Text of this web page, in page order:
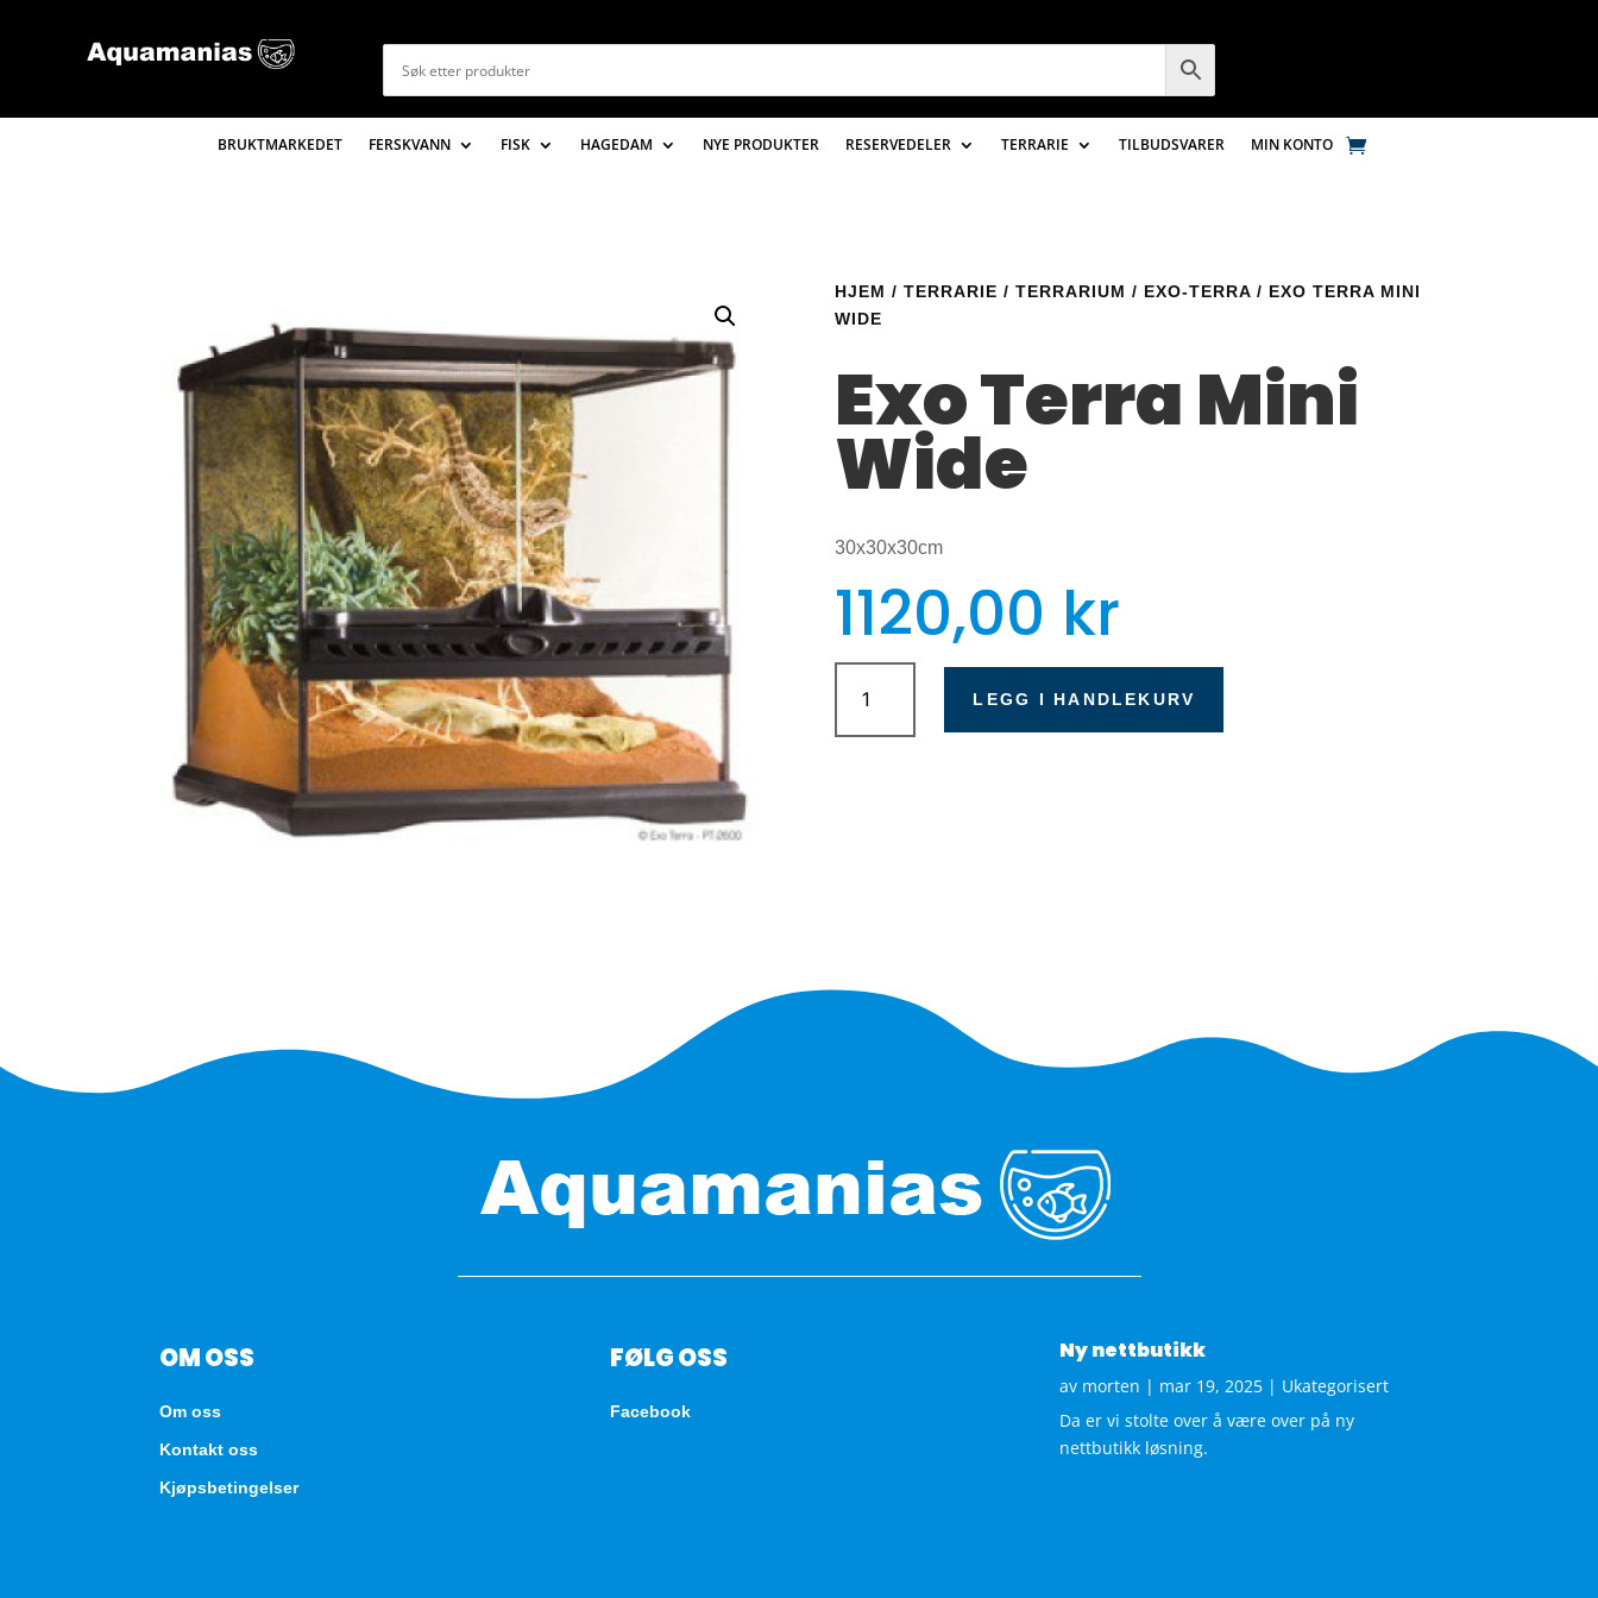
BRUKTMARKEDET FERSKVANN FISK HAGEDAM NYE PRODUKTER RESERVEDELER TERRARIE TILBUDSVARER MIN KONTO
HJEM / TERRARIE / TERRARIUM / EXO-TERRA/ EXO TERRA MINI
WIDE
Exo Terra Mini
Wide
30x30x30cm
1120,00 kr
Exo
Terra
Mini
LEGG I HANDLEKURV
OM OSS
Om oss
Kontakt oss
Kjøpsbetingelser
FØLG OSS
Facebook
Ny nettbutikk
av morten | mar 19, 2025| Ukategorisert
Da er vi stolte over å være over på ny
nettbutikk løsning.